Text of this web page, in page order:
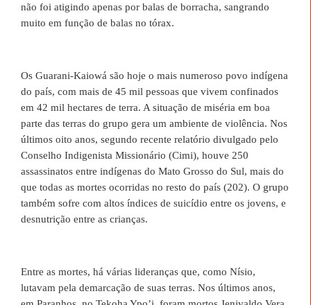
não foi atigindo apenas por balas de borracha, sangrando
muito em função de balas no tórax.
Os Guarani-Kaiowá são hoje o mais numeroso povo indígena
do país, com mais de 45 mil pessoas que vivem confinados
em 42 mil hectares de terra. A situação de miséria em boa
parte das terras do grupo gera um ambiente de violência. Nos
últimos oito anos, segundo recente relatório divulgado pelo
Conselho Indigenista Missionário (Cimi), houve 250
assassinatos entre indígenas do Mato Grosso do Sul, mais do
que todas as mortes ocorridas no resto do país (202). O grupo
também sofre com altos índices de suicídio entre os jovens, e
desnutrição entre as crianças.
Entre as mortes, há várias lideranças que, como Nísio,
lutavam pela demarcação de suas terras. Nos últimos anos,